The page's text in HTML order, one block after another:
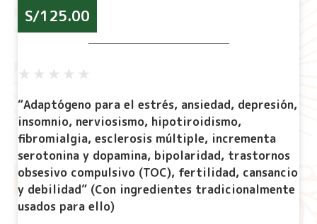
S/125.00
★ ★ ★ ★ ★
“Adaptógeno para el estrés, ansiedad, depresión,
insomnio, nerviosismo, hipotiroidismo,
fibromialgia, esclerosis múltiple, incrementa
serotonina y dopamina, bipolaridad, trastornos
obsesivo compulsivo (TOC), fertilidad, cansancio
y debilidad” (Con ingredientes tradicionalmente
usados para ello)